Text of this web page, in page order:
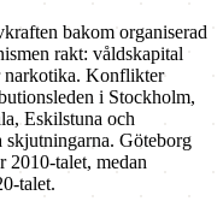
bakom organiserad
rakt: våldskapital
narkotika. Konflikter
i Stockholm,
Eskilstuna och
skjutningarna. Göteborg
2010-talet, medan
talet.